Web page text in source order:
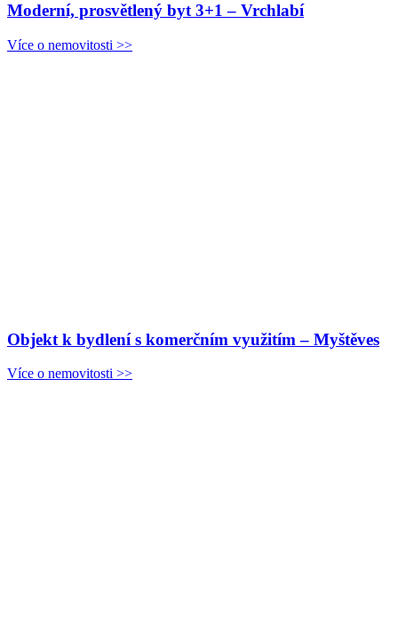
Moderní, prosvětlený byt 3+1 – Vrchlabí
Více o nemovitosti >>
Objekt k bydlení s komerčním využitím – Myštěves
Více o nemovitosti >>